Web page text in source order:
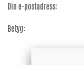
Din e-postadress:
Betyg: